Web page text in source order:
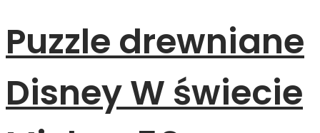
Puzzle drewniane
Disney W świecie